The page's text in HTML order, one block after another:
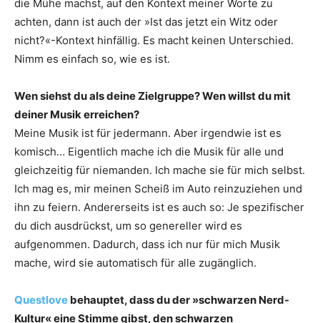
die Mühe machst, auf den Kontext meiner Worte zu
achten, dann ist auch der »Ist das jetzt ein Witz oder
nicht?«-Kontext hinfällig. Es macht keinen Unterschied.
Nimm es einfach so, wie es ist.
Wen siehst du als deine Zielgruppe? Wen willst du mit
deiner Musik erreichen?
Meine Musik ist für jedermann. Aber ­irgendwie ist es
komisch… Eigentlich mache ich die Musik für alle und
gleichzeitig für ­niemanden. Ich mache sie für mich selbst.
Ich mag es, mir meinen Scheiß im Auto ­reinzuziehen und
ihn zu feiern. Andererseits ist es auch so: Je spezifischer
du dich ausdrückst, um so genereller wird es
aufgenommen. Dadurch, dass ich nur für mich Musik
mache, wird sie automatisch für alle zugänglich.
Questlove behauptet, dass du der »schwarzen Nerd-
Kultur« eine Stimme gibst, den schwarzen